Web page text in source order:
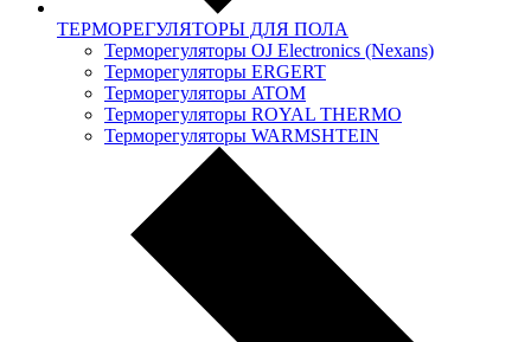
ТЕРМОРЕГУЛЯТОРЫ ДЛЯ ПОЛА
Терморегуляторы OJ Electronics (Nexans)
Терморегуляторы ERGERT
Терморегуляторы ATOM
Терморегуляторы ROYAL THERMO
Терморегуляторы WARMSHTEIN